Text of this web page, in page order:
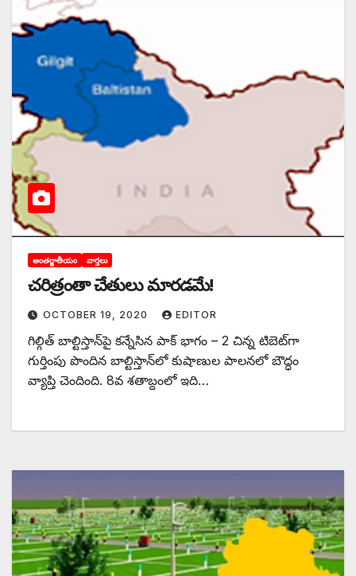
అంతర్జాతీయం వార్తలు
చరిత్రంతా చేతులు మారడమే!
OCTOBER 19, 2020 EDITOR
గిల్గిత్‌ ‌బాల్టిస్తాన్‌పై ‌కన్నేసిన పాక్‌ భాగం – 2 చిన్న టిబెట్‌గా
గుర్తింపు పొందిన బాల్టిస్తాన్‌లో కుషాణుల పాలనలో బౌద్ధం
వ్యాప్తి చెందింది. 8వ శతాబ్దంలో ఇది…